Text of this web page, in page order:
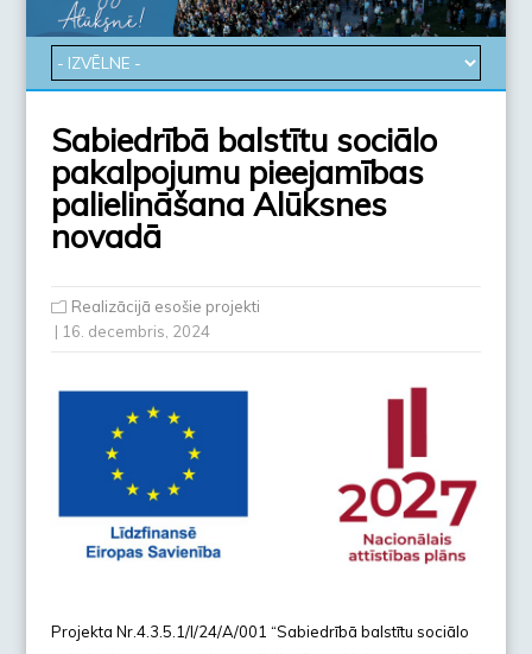
Sabiedrībā balstītu sociālo
pakalpojumu pieejamības
palielināšana Alūksnes
novadā
Realizācijā esošie projekti
| 16. decembris, 2024
Projekta Nr.4.3.5.1/I/24/A/001 “Sabiedrībā balstītu sociālo